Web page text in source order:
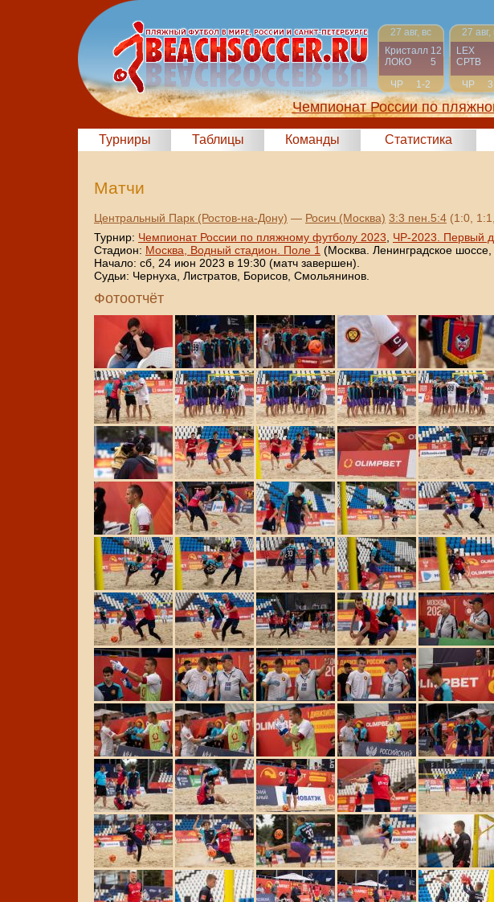
27 авг, вс
Кристалл 12
ЛОКО
5
ЧР
1-2
27 авг,
LEX
СРТВ
ЧР
Чемпионат России по
Турниры Таблицы Команды Статистика
Матчи
Центральный Парк (Ростов-на-Дону) — Росич (Москва) 3:3 пен.5:4 (1:0,
Турнир: Чемпионат России по пляжному футболу 2023 ЧР-2023. Первый
Стадион: Москва, Водный стадион. Поле 1 (Москва. Ленинградское шоссе,
Начало: сб, 24 июн 2023 в 19:30 (матч завершен).
Судьи: Чернуха, Листратов, Борисов, Смольянинов.
Фотоотчёт